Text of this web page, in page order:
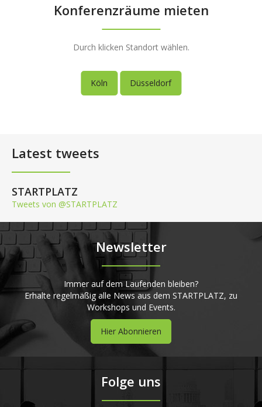
Konferenzräume mieten
Durch klicken Standort wählen.
Köln Düsseldorf
Latest tweets
STARTPLATZ
Tweets von @STARTPLATZ
Newsletter
Immer auf dem Laufenden bleiben?
Erhalte regelmäßig alle News aus dem STARTPLATZ, zu
Workshops und Events.
Hier Abonnieren
Folge uns